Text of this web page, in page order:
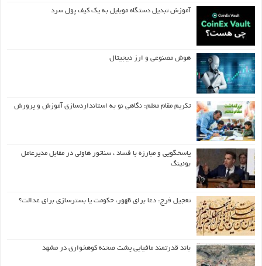
آموزش تبدیل دستگاه موبایل به یک کیف‌ پول سرد
هوش مصنوعی و ارز دیجیتال
تکریم مقام معلم: نگاهی نو به استانداردسازی آموزش و پرورش
پاسخگویی و مبارزه با فساد ، سناتور هاولی در مقابل مدیرعامل
بوئینگ
تعجیل فرج: دعا برای ظهور، حکومت یا بسترسازی برای عدالت؟
باند قدرتمند مافیایی پشت صحنه کوهخواری در مشهد